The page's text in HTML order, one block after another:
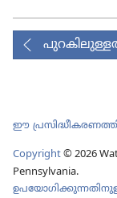
ഈ
Copyright© 2026
Pennsylvania.